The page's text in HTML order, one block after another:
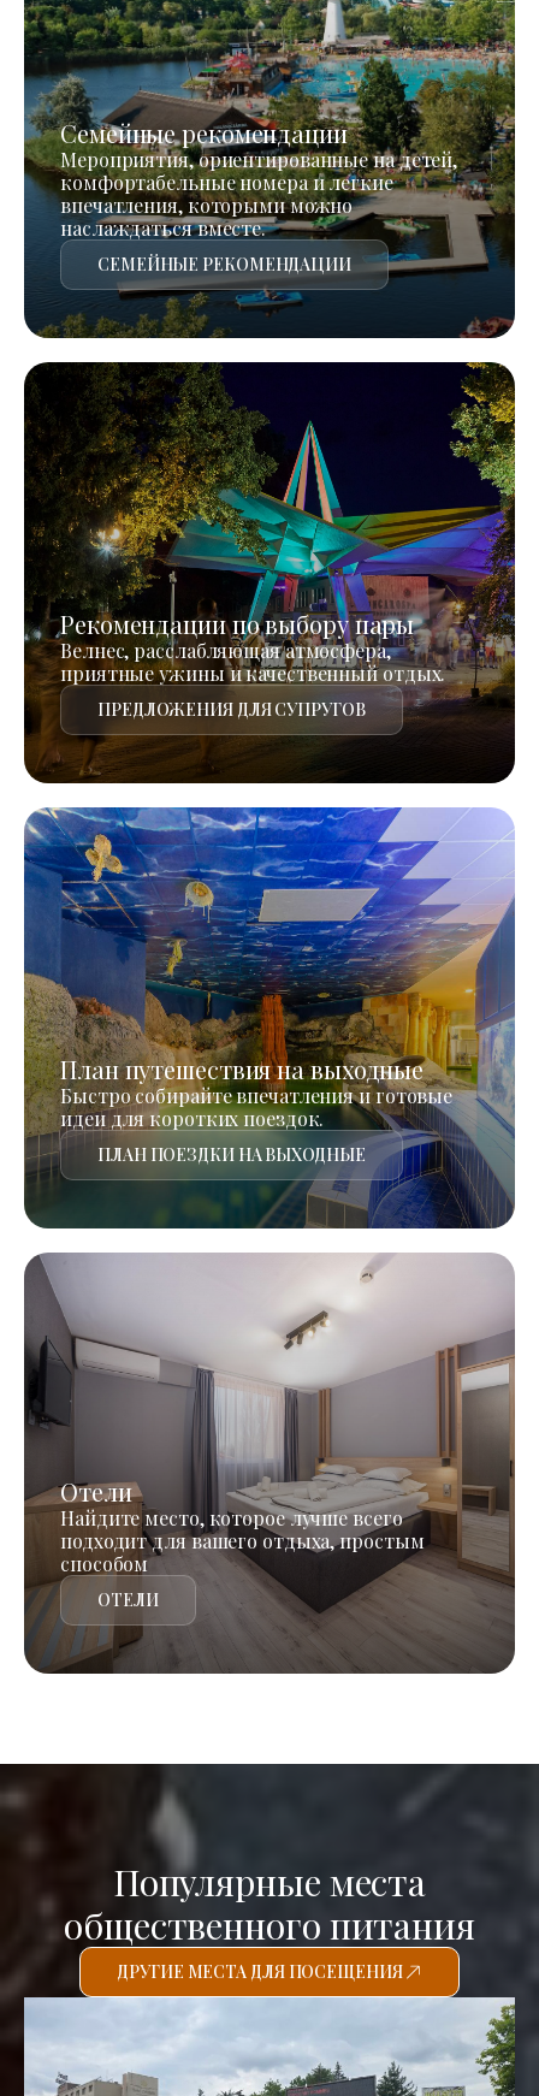
Семейные рекомендации
Мероприятия, ориентированные на детей,
комфортабельные номера и легкие
впечатления, которыми можно
наслаждаться вместе.
СЕМЕЙНЫЕ РЕКОМЕНДАЦИИ
Рекомендации по выбору пары
Велнес, расслабляющая атмосфера,
приятные ужины и качественный отдых.
ПРЕДЛОЖЕНИЯ ДЛЯ СУПРУГОВ
План путешествия на выходные
Быстро собирайте впечатления и готовые
идеи для коротких поездок.
ПЛАН ПОЕЗДКИ НА ВЫХОДНЫЕ
Отели
Найдите место, которое лучше всего
подходит для вашего отдыха, простым
способом
ОТЕЛИ
Популярные места
общественного питания
ДРУГИЕ МЕСТА ДЛЯ ПОСЕЩЕНИЯ